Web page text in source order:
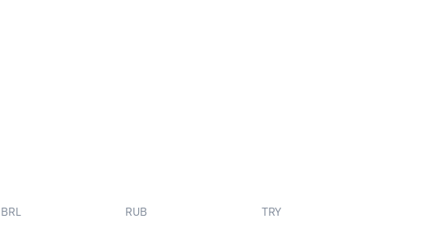
BRL RUB TRY